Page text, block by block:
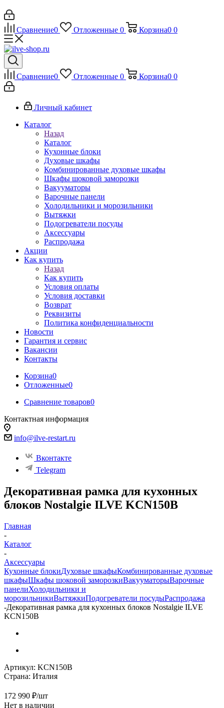
Сравнение0 Отложенные 0 Корзина0 0
Сравнение0 Отложенные 0 Корзина0 0
Личный кабинет
Каталог
Назад
Каталог
Кухонные блоки
Духовые шкафы
Комбинированные духовые шкафы
Шкафы шоковой заморозки
Вакууматоры
Варочные панели
Холодильники и морозильники
Вытяжки
Подогреватели посуды
Аксессуары
Распродажа
Акции
Как купить
Назад
Как купить
Условия оплаты
Условия доставки
Возврат
Реквизиты
Политика конфиденциальности
Новости
Гарантия и сервис
Вакансии
Контакты
Корзина0
Отложенные0
Сравнение товаров0
Контактная информация
info@ilve-restart.ru
Вконтакте
Telegram
Декоративная рамка для кухонных
блоков Nostalgie ILVE KCN150B
Главная
-
Каталог
-
Аксессуары
Кухонные блокиДуховые шкафыКомбинированные духовые
шкафыШкафы шоковой заморозкиВакууматорыВарочные
панелиХолодильники и
морозильникиВытяжкиПодогреватели посудыРаспродажа
-Декоративная рамка для кухонных блоков Nostalgie ILVE
KCN150B
Артикул: KCN150B
Страна: Италия
172 990 ₽/шт
Нет в наличии